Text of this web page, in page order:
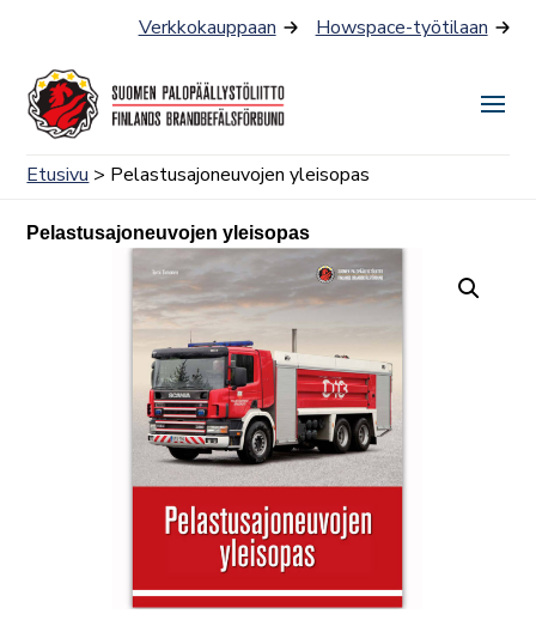
Verkkokauppaan Howspace-työtilaan
Etusivu > Pelastusajoneuvojen yleisopas
Pelastusajoneuvojen yleisopas